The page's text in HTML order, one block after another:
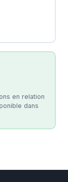
en relation
dans